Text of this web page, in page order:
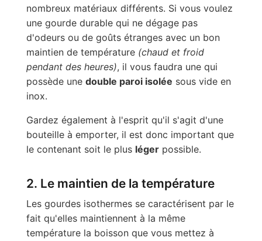
nombreux matériaux différents. Si vous voulez
une gourde durable qui ne dégage pas
d'odeurs ou de goûts étranges avec un bon
maintien de température (chaud et froid
pendant des heures), il vous faudra une qui
possède une double paroi isolée sous vide en
inox.
Gardez également à l'esprit qu'il s'agit d'une
bouteille à emporter, il est donc important que
le contenant soit le plus légerpossible.
2. Le maintien de la température
Les gourdes isothermes se caractérisent par le
fait qu'elles maintiennent à la même
température la boisson que vous mettez à